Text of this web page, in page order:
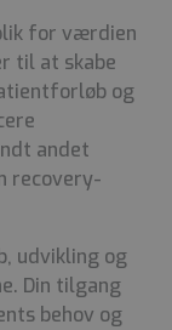
for værdien
til at skabe
og
andet
recovery-
udvikling og
Din tilgang
behov og